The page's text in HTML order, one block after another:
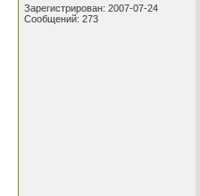
Зарегистрирован: 2007-07-24
Сообщений: 273